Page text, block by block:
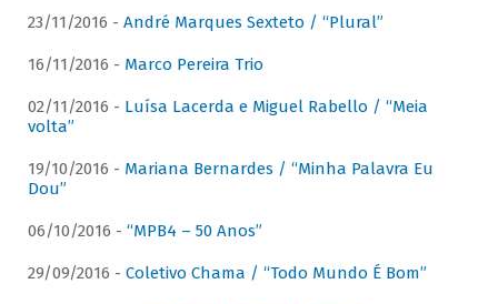
23/11/2016 - André Marques Sexteto / “Plural”
16/11/2016 - Marco Pereira Trio
02/11/2016 - Luísa Lacerda e Miguel Rabello / “Meia
volta”
19/10/2016 - Mariana Bernardes / “Minha Palavra Eu
Dou”
06/10/2016 - “MPB4 – 50 Anos”
29/09/2016 - Coletivo Chama / “Todo Mundo É Bom”